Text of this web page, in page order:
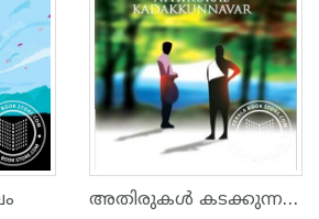
അതിരുകള്‍ കടക്കുന്നവര്‍‌